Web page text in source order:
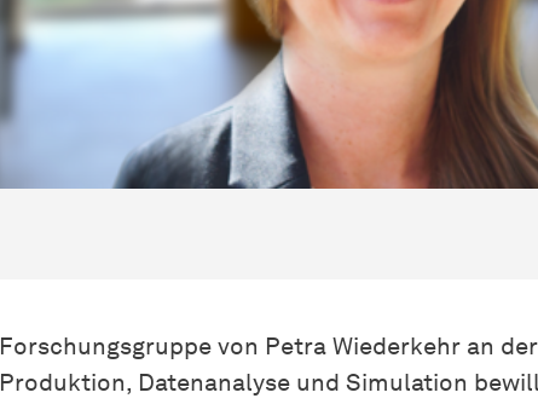
Forschungsgruppe von Petra Wiederkehr an
Produktion, Datenanalyse und Simulation